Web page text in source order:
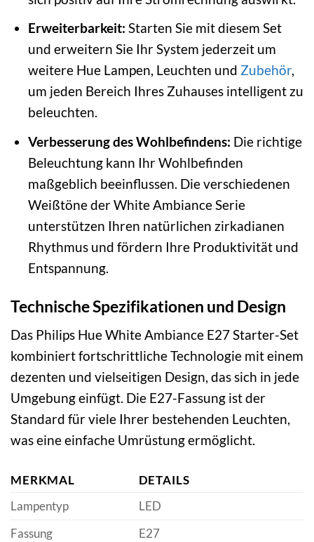
Erweiterbarkeit: Starten Sie mit diesem Set
und erweitern Sie Ihr System jederzeit um
weitere Hue Lampen, Leuchten und Zubehör,
um jeden Bereich Ihres Zuhauses intelligent zu
beleuchten.
Verbesserung des Wohlbefindens: Die richtige
Beleuchtung kann Ihr Wohlbefinden
maßgeblich beeinflussen. Die verschiedenen
Weißtöne der White Ambiance Serie
unterstützen Ihren natürlichen zirkadianen
Rhythmus und fördern Ihre Produktivität und
Entspannung.
Technische Spezifikationen und Design
Das Philips Hue White Ambiance E27 Starter-Set
kombiniert fortschrittliche Technologie mit einem
dezenten und vielseitigen Design, das sich in jede
Umgebung einfügt. Die E27-Fassung ist der
Standard für viele Ihrer bestehenden Leuchten,
was eine einfache Umrüstung ermöglicht.
MERKMAL
DETAILS
Lampentyp
LED
Fassung
E27